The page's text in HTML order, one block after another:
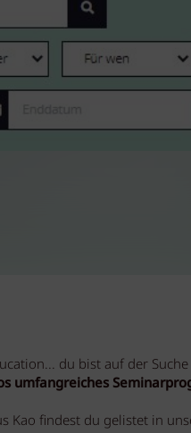
du bist auf der
umfangreiches
Kao findest du gelistet in